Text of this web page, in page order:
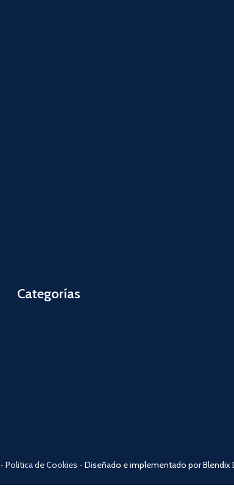
Categorías
-Política de Cookies - Diseñado e implementado por Blendix